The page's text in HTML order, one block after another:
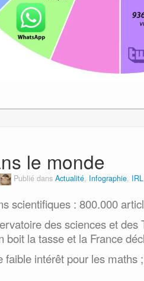
le monde
Publié dans Actualité, Infographie, IRL
scientifiques : 800.000
des sciences et
boit la tasse et la France
faible intérêt pour les